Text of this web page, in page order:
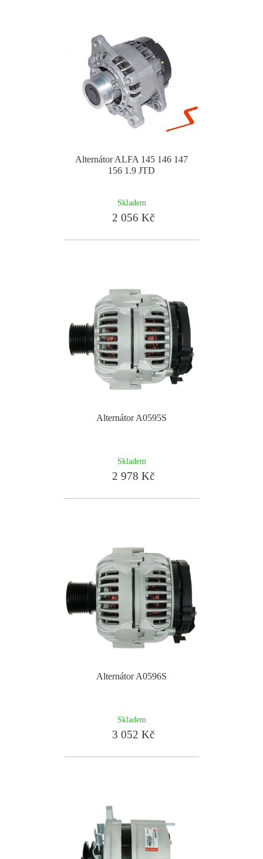
Alternátor ALFA 145 146 147
156 1.9 JTD
Skladem
2 056 Kč
Alternátor A0595S
Skladem
2 978 Kč
Alternátor A0596S
Skladem
3 052 Kč